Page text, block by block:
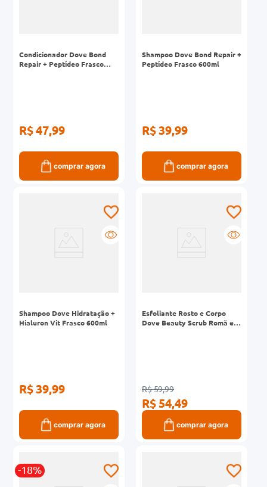
Condicionador Dove Bond
Repair + Peptídeo Frasco
R$ 47,99
comprar agora
Shampoo Dove Bond Repair +
Peptídeo Frasco 600ml
R$ 39,99
comprar agora
Shampoo Dove Hidratação +
Hialuron Vit Frasco 600ml
R$ 39,99
comprar agora
Esfoliante Rosto e Corpo
Dove Beauty Scrub Romã e
R$ 59,99
R$ 54,49
comprar agora
-18%